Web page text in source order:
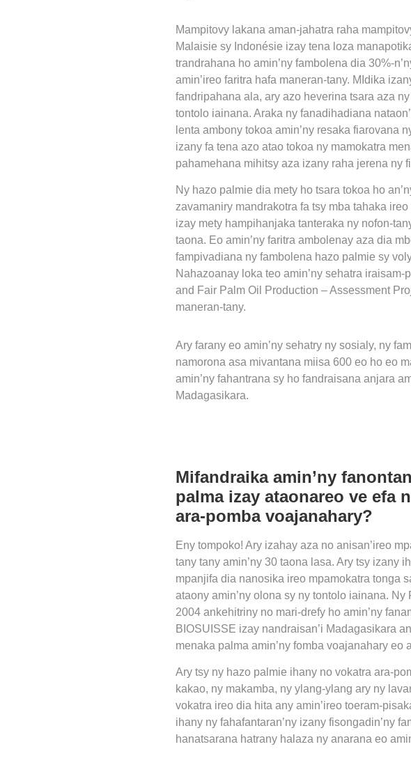
Mampitovy lakana aman-jahatra raha
Malaisie sy Indonésie izay tena loza
trandrahana ho amin’ny fambolena dia 30%-
amin’ireo faritra hafa maneran-tany. MIdika
fandripahana ala, ary azo heverina tsara aza
tontolo iainana. Araka ny fanadihadiana
lenta ambony tokoa amin’ny resaka fiarovana
izany fa tena azo atao tokoa ny mamokatra
pahamehana mihitsy aza izany raha jerena ny
Ny hazo palmie dia mety ho tsara tokoa ho
zavamaniry mandrakotra fa tsy mba tahaka
izay mety hampihanjaka tanteraka ny nofon-
taona. Eo amin’ny faritra ambolenay aza dia
fampivadiana ny fambolena hazo palmie sy
Nahazoanay loka teo amin’ny sehatra
and Fair Palm Oil Production – Assessment
maneran-tany.
Ary farany eo amin’ny sehatry ny sosialy, ny
namorona asa mivantana miisa 600 eo ho eo
amin’ny fahantrana sy ho fandraisana anjara
Madagasikara.
Mifandraika amin’ny
palma izay ataonareo ve efa
ara-pomba voajanahary?
Eny tompoko! Ary izahay aza no anisan’ireo
tany tany amin’ny 30 taona lasa. Ary tsy izany
mpanjifa dia nanosika ireo mpamokatra tonga
ataony amin’ny olona sy ny tontolo iainana.
2004 ankehitriny no mari-drefy ho amin’ny
BIOSUISSE izay nandraisan’i Madagasikara
menaka palma amin’ny fomba voajanahary eo
Ary tsy ny hazo palmie ihany no vokatra ara-
kakao, ny makamba, ny ylang-ylang ary ny
vokatra ireo dia hita any amin’ireo toeram-
ihany ny fahafantaran’ny izany fisongadin’ny
hanatsarana hatrany halaza ny anarana eo